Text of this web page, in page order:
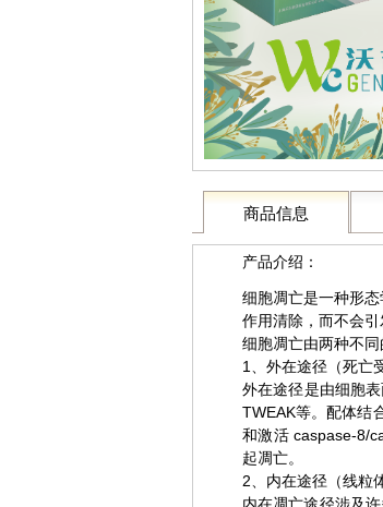
商品信息
产品介绍：
细胞凋亡是一种形
作用清除，而不会引
细胞凋亡由两种不
1、外在途径（死亡
外在途径是由细胞
TWEAK等。配体结
和激活 caspase-8/
起凋亡。
2、内在途径（线粒